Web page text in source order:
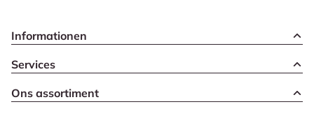
Informationen
Services
Ons assortiment